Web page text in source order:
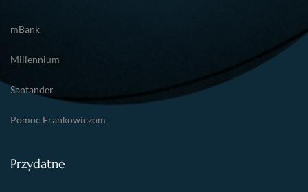
mBank
Millennium
Santander
Pomoc Frankowiczom
Przydatne